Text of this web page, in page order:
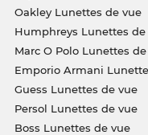
Oakley Lunettes de vue
Humphreys Lunettes de
Marc O Polo Lunettes
Emporio Armani
Guess Lunettes de vue
Persol Lunettes de vue
Boss Lunettes de vue